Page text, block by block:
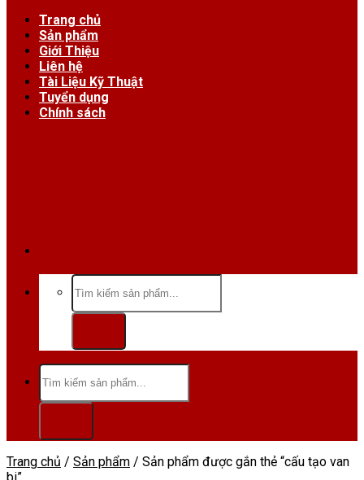
Trang chủ
Sản phẩm
Giới Thiệu
Liên hệ
Tài Liệu Kỹ Thuật
Tuyển dụng
Chính sách
Tìm
kiếm:
Tìm
kiếm:
Trang chủ / Sản phẩm / Sản phẩm được gắn thẻ “cấu tạo van
bi”